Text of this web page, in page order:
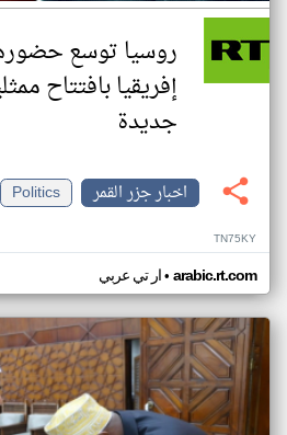
روسيا توسع
جديدة
اخبار جزر القمر
Politics
TN75KY
ار تي عربي• arabic.rt.com